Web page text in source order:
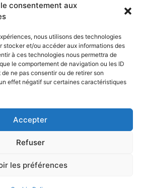
consentement aux
nous utilisons des technologies
stocker et/ou accéder aux informations des
à ces technologies nous permettra de
le comportement de navigation ou les ID
ne pas consentir ou de retirer son
effet négatif sur certaines caractéristiques
Accepter
Refuser
les préférences